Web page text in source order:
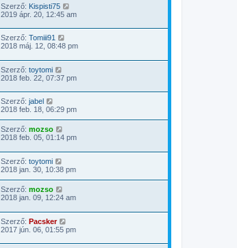
Szerző: Kispisti75
2019 ápr. 20, 12:45 am
Szerző: Tomiii91
2018 máj. 12, 08:48 pm
Szerző: toytomi
2018 feb. 22, 07:37 pm
Szerző: jabel
2018 feb. 18, 06:29 pm
Szerző: mozso
2018 feb. 05, 01:14 pm
Szerző: toytomi
2018 jan. 30, 10:38 pm
Szerző: mozso
2018 jan. 09, 12:24 am
Szerző: Pacsker
2017 jún. 06, 01:55 pm